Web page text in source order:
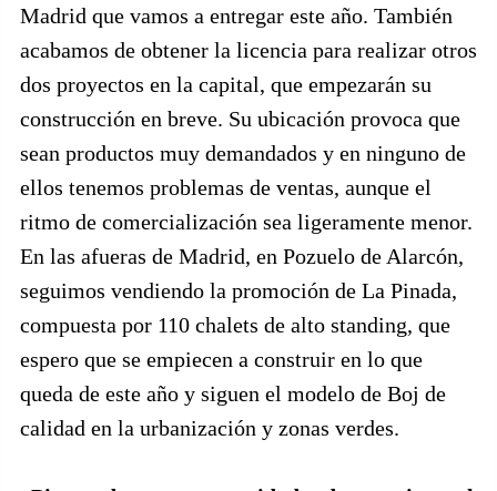
Madrid que vamos a entregar este año. También
acabamos de obtener la licencia para realizar otros
dos proyectos en la capital, que empezarán su
construcción en breve. Su ubicación provoca que
sean productos muy demandados y en ninguno de
ellos tenemos problemas de ventas, aunque el
ritmo de comercialización sea ligeramente menor.
En las afueras de Madrid, en Pozuelo de Alarcón,
seguimos vendiendo la promoción de La Pinada,
compuesta por 110 chalets de alto standing, que
espero que se empiecen a construir en lo que
queda de este año y siguen el modelo de Boj de
calidad en la urbanización y zonas verdes.